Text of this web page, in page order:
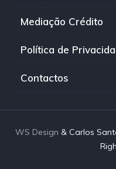
Mediação Crédito
Política de
Contactos
WS Design & Carlos